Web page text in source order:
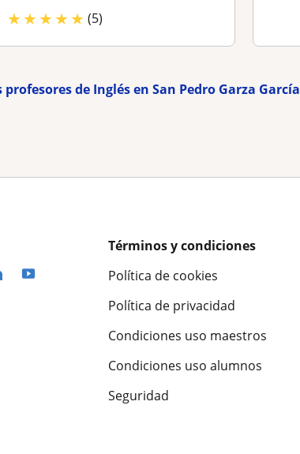
★★★★★ (5)
profesores de Inglés en San Pedro Garza García
Términos y condiciones
Política de cookies
Política de privacidad
Condiciones uso maestros
Condiciones uso alumnos
Seguridad